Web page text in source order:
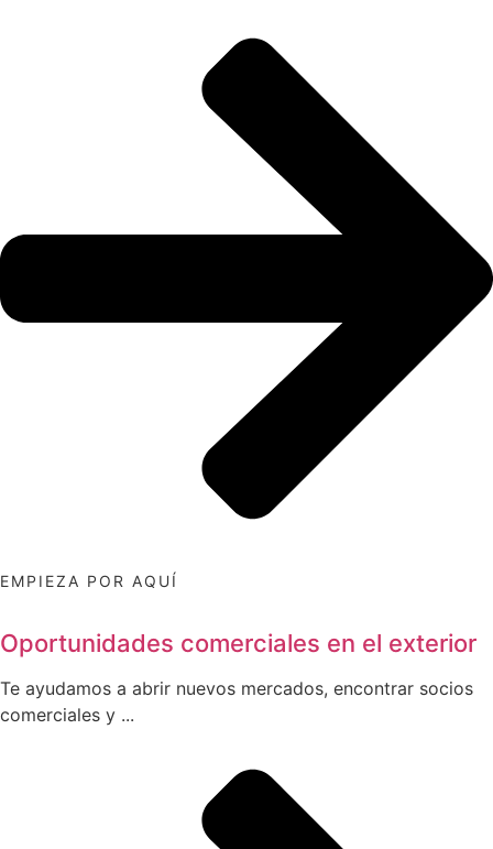
EMPIEZA POR AQUÍ
Oportunidades comerciales en el exterior
Te ayudamos a abrir nuevos mercados, encontrar socios
comerciales y ...